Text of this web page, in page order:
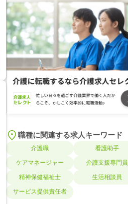
職種に関連する求人キーワード
介護職 看護助手
ケアマネージャー 介護支援専門員
精神保健福祉士 生活相談員
サービス提供責任者